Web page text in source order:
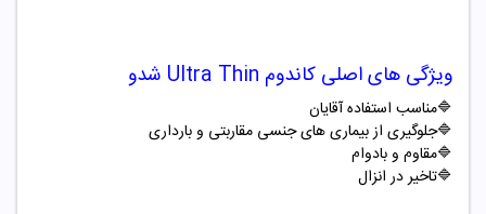
ویژگی های اصلی کاندوم Ultra Thin شدو
🔷مناسب استفاده آقایان
🔷جلوگیری از بیماری های جنسی مقاربتی و بارداری
🔷مقاوم و بادوام
🔷تاخیر در انزال